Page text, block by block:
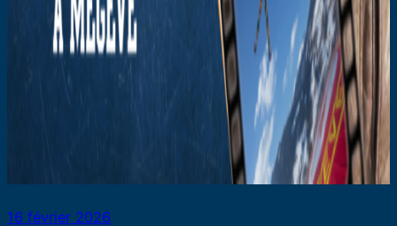
16 février 2026